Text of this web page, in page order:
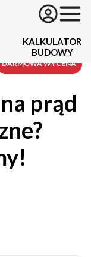
KALKULATOR
BUDOWY
prąd
DARMOWA WYCENA